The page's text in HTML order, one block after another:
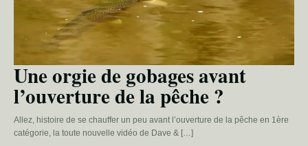
Une orgie de gobages avant
l’ouverture de la pêche ?
Allez, histoire de se chauffer un peu avant l’ouverture de la pêche en 1ère
catégorie, la toute nouvelle vidéo de Dave & […]